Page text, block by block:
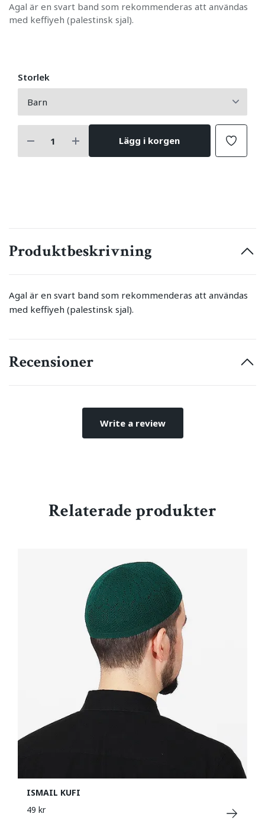
Agal är en svart band som rekommenderas att användas
med keffiyeh (palestinsk sjal).
Storlek
Lägg i korgen
Produktbeskrivning
Agal är en svart band som rekommenderas att användas
med keffiyeh (palestinsk sjal).
Recensioner
Write a review
Relaterade produkter
ISMAIL KUFI
49 kr